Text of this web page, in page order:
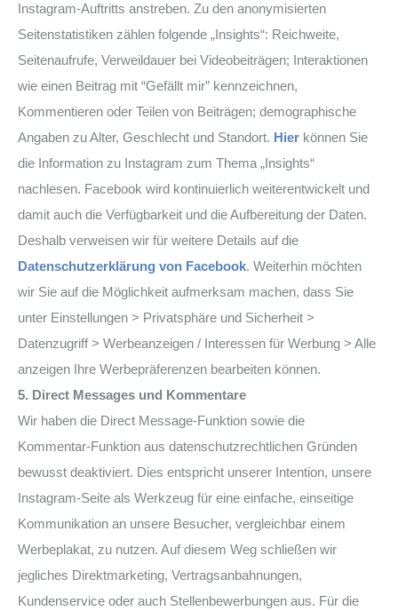
Instagram-Auftritts anstreben. Zu den anonymisierten
Seitenstatistiken zählen folgende „Insights“: Reichweite,
Seitenaufrufe, Verweildauer bei Videobeiträgen; Interaktionen
wie einen Beitrag mit “Gefällt mir” kennzeichnen,
Kommentieren oder Teilen von Beiträgen; demographische
Angaben zu Alter, Geschlecht und Standort. Hier können Sie
die Information zu Instagram zum Thema „Insights“
nachlesen. Facebook wird kontinuierlich weiterentwickelt und
damit auch die Verfügbarkeit und die Aufbereitung der Daten.
Deshalb verweisen wir für weitere Details auf die
Datenschutzerklärung von Facebook. Weiterhin möchten
wir Sie auf die Möglichkeit aufmerksam machen, dass Sie
unter Einstellungen > Privatsphäre und Sicherheit >
Datenzugriff > Werbeanzeigen / Interessen für Werbung > Alle
anzeigen Ihre Werbepräferenzen bearbeiten können.
5. Direct Messages und Kommentare
Wir haben die Direct Message-Funktion sowie die
Kommentar-Funktion aus datenschutzrechtlichen Gründen
bewusst deaktiviert. Dies entspricht unserer Intention, unsere
Instagram-Seite als Werkzeug für eine einfache, einseitige
Kommunikation an unsere Besucher, vergleichbar einem
Werbeplakat, zu nutzen. Auf diesem Weg schließen wir
jegliches Direktmarketing, Vertragsanbahnungen,
Kundenservice oder auch Stellenbewerbungen aus. Für die